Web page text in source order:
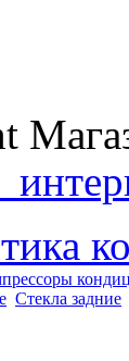
Стекла задние